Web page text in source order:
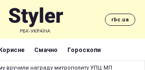
rbc.ua
Смачно Гороскопи
вручили награду митрополиту УПЦ МП